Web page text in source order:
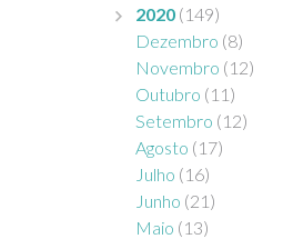
2020 (149)
Dezembro (8)
Novembro (12)
Outubro (11)
Setembro (12)
Agosto (17)
Julho (16)
Junho (21)
Maio (13)